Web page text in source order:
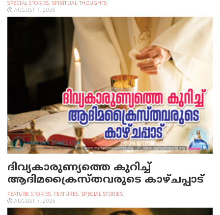
SPECIAL STORIES, SPIRITUAL THOUGHTS
AUGUST 7, 2026
ദിവ്യകാരുണ്യത്തെ കുറിച്ച്
ആദിമക്രൈസ്തവരുടെ കാഴ്ചപ്പാട്
FEATURE STORIES, FEATURES, SPECIAL STORIES
AUGUST 7, 2026